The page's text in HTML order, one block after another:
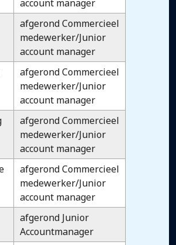
account manager
afgerond Commercieel
medewerker/Junior
account manager
afgerond Commercieel
medewerker/Junior
account manager
afgerond Commercieel
medewerker/Junior
account manager
afgerond Commercieel
medewerker/Junior
account manager
afgerond Junior
Accountmanager